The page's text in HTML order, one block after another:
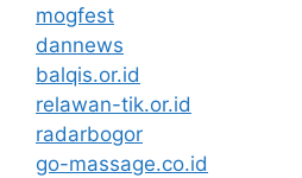
mogfest
dannews
balqis.or.id
relawan-tik.or.id
radarbogor
go-massage.co.id